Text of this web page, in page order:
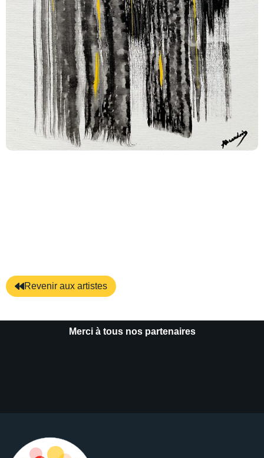
Revenir aux artistes
Merci à tous nos partenaires